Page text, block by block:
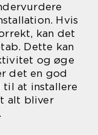
Hvis
kan det
Dette kan
og øge
det en god
at installere
alt bliver